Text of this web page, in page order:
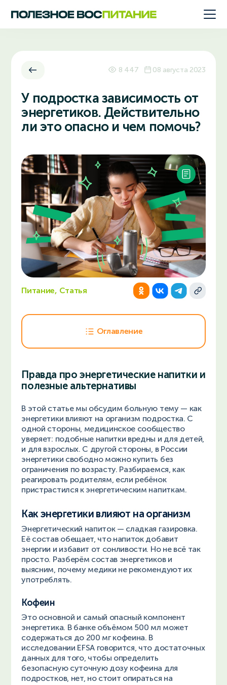
8 447 08 августа 2023
У подростка зависимость от
энергетиков. Действительно
ли это опасно и чем помочь?
Питание, Статья
Оглавление
Правда про энергетические напитки и
полезные альтернативы
В этой статье мы обсудим больную тему — как
энергетики влияют на организм подростка. С
одной стороны, медицинское сообщество
уверяет: подобные напитки вредны и для детей,
и для взрослых. С другой стороны, в России
энергетики свободно можно купить без
ограничения по возрасту. Разбираемся, как
реагировать родителям, если ребёнок
пристрастился к энергетическим напиткам.
Как энергетики влияют на организм
Энергетический напиток — сладкая газировка.
Её состав обещает, что напиток добавит
энергии и избавит от сонливости. Но не всё так
просто. Разберём состав энергетиков и
выясним, почему медики не рекомендуют их
употреблять.
Кофеин
Это основной и самый опасный компонент
энергетика. В банке объёмом 500 мл может
содержаться до 200 мг кофеина. В
исследовании EFSA говорится, что достаточных
данных для того, чтобы определить
безопасную суточную дозу кофеина для
подростков, нет, но стоит опираться на